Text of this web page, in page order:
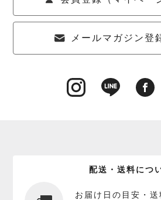
メールマガジン登
配送・送料につ
お届け日の目安・